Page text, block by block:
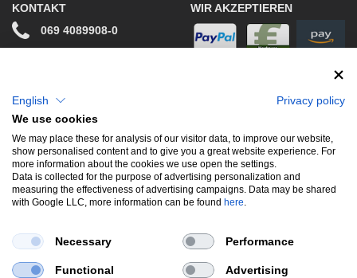
KONTAKT
069 4089908-0
Facebook
Instagram
WIR AKZEPTIEREN
UNSERE BELIEBTESTEN PRODUKTE
Endschalldämpfer Bremsscheiben Carbon Style & Aerodynamik
English
Privacy policy
We use cookies
We may place these for analysis of our visitor data, to improve our website,
show personalised content and to give you a great website experience. For
more information about the cookies we use open the settings.
Data is collected for the purpose of advertising personalization and
measuring the effectiveness of advertising campaigns. Data may be shared
with Google LLC, more information can be found here.
Necessary Performance
Functional Advertising